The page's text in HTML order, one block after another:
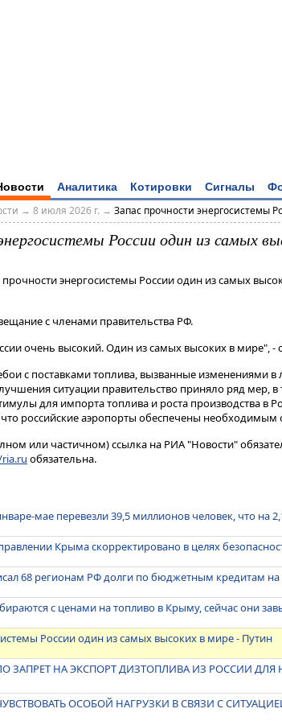
Аналитика Котировки Сигналы
→ 8 июля 2026 г. → Запас прочности энергосистемы
России один из самых
энергосистемы России один из самых
с членами правительства РФ​​​.
очень высокий. Один из самых высоких в мире", -
с поставками топлива, вызванные изменениями в
ситуации правительство приняло ряд мер, в
для импорта топлива и роста производства в
российские аэропорты обеспечены
или частичном) ссылка на РИА "Новости"
обязательна.
мае перевезли 39,5 миллионов человек, что на
Крыма скорректировано в целях
68 регионам РФ долги по бюджетным кредитам на
с ценами на топливо в Крыму, сейчас они
России один из самых высоких в мире - Путин
ЗАПРЕТ НА ЭКСПОРТ ДИЗТОПЛИВА ИЗ РОССИИ
ОСОБОЙ НАГРУЗКИ В СВЯЗИ С